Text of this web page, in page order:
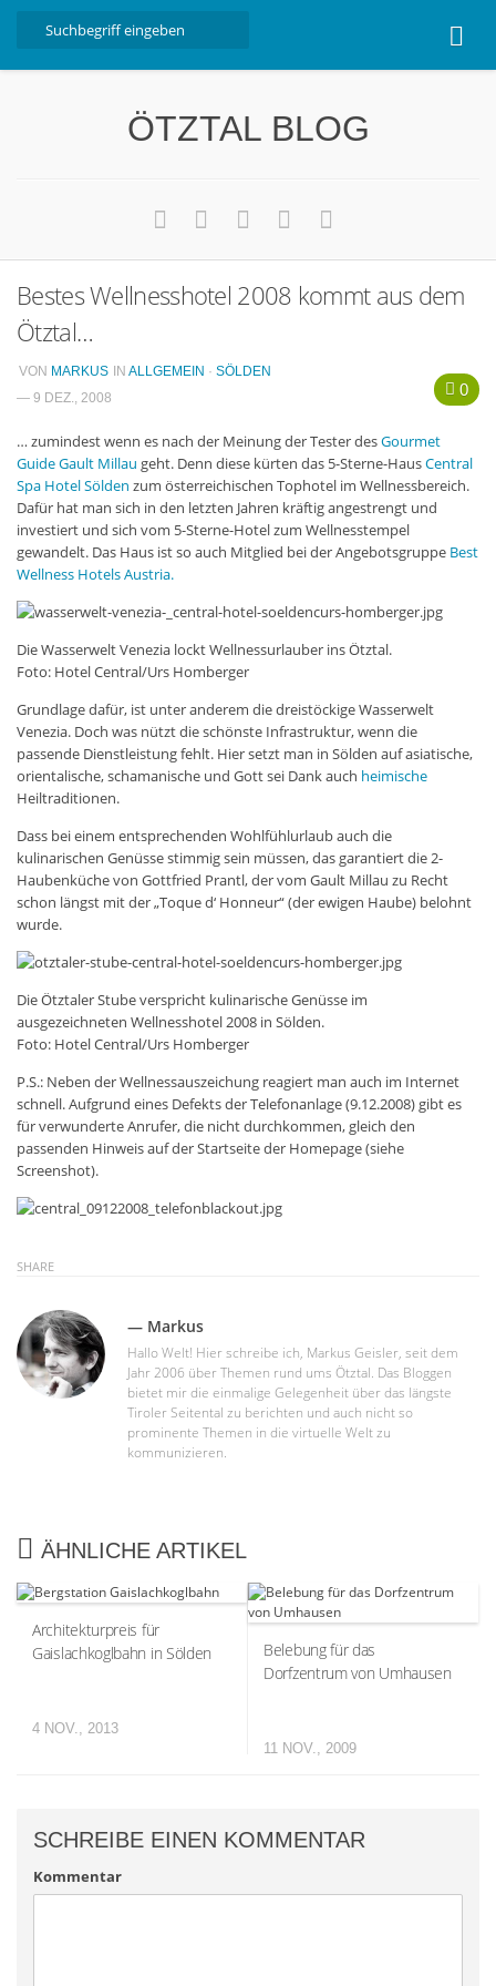
Nützliche Informationen
Free W-LAN Verzeichnis Ötztal
Kostenloser Bustransfer ins Gletscherskigebiet von
Impressum
Kontakt
Datenschutzerklärung
ÖTZTAL BLOG
Bestes Wellnesshotel 2008 kommt aus dem
Ötztal…
0
VON MARKUS IN ALLGEMEIN · SÖLDEN
— 9 DEZ., 2008
… zumindest wenn es nach der Meinung der Tester desGourmet
Guide Gault Millau geht. Denn diese kürten das 5-Sterne-HausCentral
Spa Hotel Sölden zum österreichischen Tophotel im Wellnessbereich.
Dafür hat man sich in den letzten Jahren kräftig angestrengt und
investiert und sich vom 5-Sterne-Hotel zum Wellnesstempel
gewandelt. Das Haus ist so auch Mitglied bei der Angebotsgruppe Best
Wellness Hotels Austria.
Die Wasserwelt Venezia lockt Wellnessurlauber ins Ötztal.
Foto: Hotel Central/Urs Homberger
Grundlage dafür, ist unter anderem die dreistöckige Wasserwelt
Venezia. Doch was nützt die schönste Infrastruktur, wenn die
passende Dienstleistung fehlt. Hier setzt man in Sölden auf asiatische,
orientalische, schamanische und Gott sei Dank auch heimische
Heiltraditionen.
Dass bei einem entsprechenden Wohlfühlurlaub auch die
kulinarischen Genüsse stimmig sein müssen, das garantiert die 2-
Haubenküche von Gottfried Prantl, der vom Gault Millau zu Recht
schon längst mit der „Toque d‘ Honneur“ (der ewigen Haube) belohnt
wurde.
Die Ötztaler Stube verspricht kulinarische Genüsse im
ausgezeichneten Wellnesshotel 2008 in Sölden.
Foto: Hotel Central/Urs Homberger
P.S.: Neben der Wellnessauszeichung reagiert man auch im Internet
schnell. Aufgrund eines Defekts der Telefonanlage (9.12.2008) gibt es
für verwunderte Anrufer, die nicht durchkommen, gleich den
passenden Hinweis auf der Startseite der Homepage (siehe
Screenshot).
SHARE
— Markus
Hallo Welt! Hier schreibe ich, Markus Geisler, seit dem
Jahr 2006 über Themen rund ums Ötztal. Das Bloggen
bietet mir die einmalige Gelegenheit über das längste
Tiroler Seitental zu berichten und auch nicht so
prominente Themen in die virtuelle Welt zu
kommunizieren.
ÄHNLICHE ARTIKEL
Architekturpreis für
Gaislachkoglbahn in Sölden
4 NOV., 2013
Belebung für das
Dorfzentrum von Umhausen
11 NOV., 2009
SCHREIBE EINEN KOMMENTAR
Kommentar